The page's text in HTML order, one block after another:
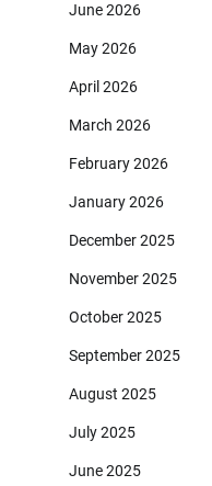
June 2026
May 2026
April 2026
March 2026
February 2026
January 2026
December 2025
November 2025
October 2025
September 2025
August 2025
July 2025
June 2025